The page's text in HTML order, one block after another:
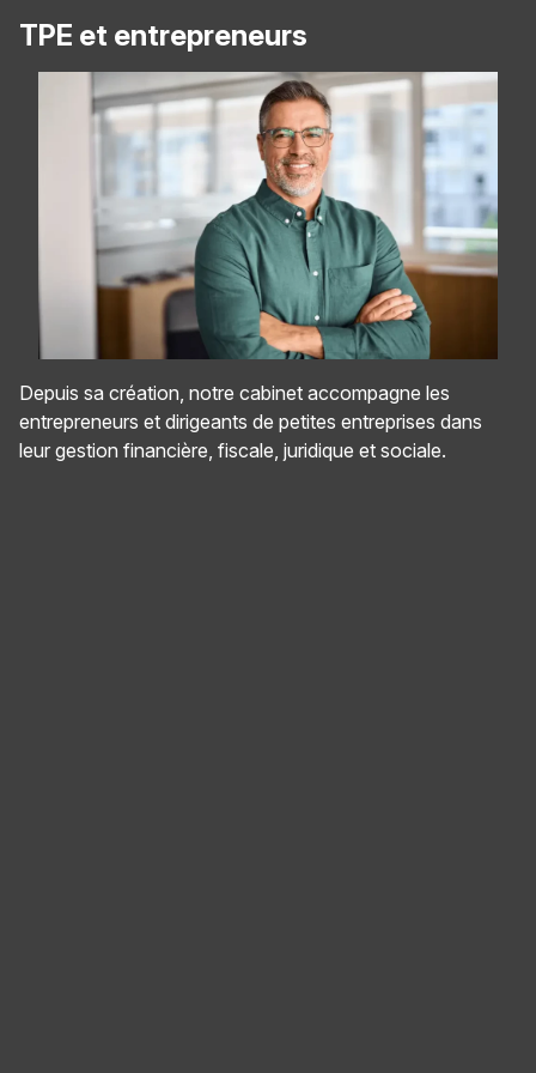
TPE et entrepreneurs
Depuis sa création, notre cabinet accompagne les
entrepreneurs et dirigeants de petites entreprises dans
leur gestion financière, fiscale, juridique et sociale.